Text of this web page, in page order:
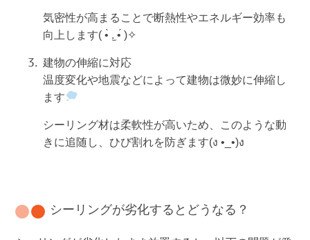
気密性が高まることで断熱性やエネルギー効率も
向上します( •̀ .̫ •́ )✧
建物の伸縮に対応
温度変化や地震などによって建物は微妙に伸縮し
ます
シーリング材は柔軟性が高いため、このような動
きに追随し、ひび割れを防ぎます(ง •_•)ง
シーリングが劣化するとどうなる？